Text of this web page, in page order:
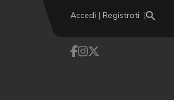
Accedi | Registrati